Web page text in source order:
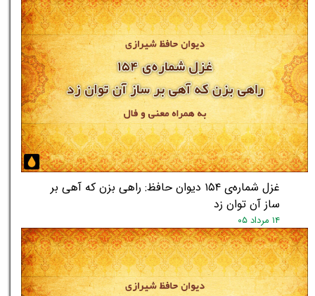
غزل شماره‌ی ۱۵۴ دیوان حافظ: راهی بزن که آهی بر
ساز آن توان زد
۱۴ مرداد ۰۵